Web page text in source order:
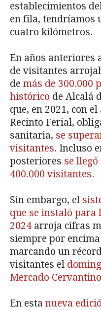
establecimientos
en fila, tendríamos
cuatro kilómetros.
En años anteriores
de visitantes
de más de 300.000
histórico de Alcalá
que, en 2021, con
Recinto Ferial,
sanitaria, se
visitantes. Incluso
posteriores se
400.000 visitantes.
Sin embargo, el
que se instaló para
2024 arroja cifras
siempre por
marcando un
visitantes el
Mercado
En esta nueva